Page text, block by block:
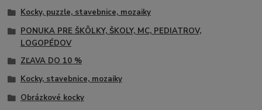
Kocky, puzzle, stavebnice, mozaiky
PONUKA PRE ŠKÔLKY, ŠKOLY, MC, PEDIATROV,
LOGOPÉDOV
ZĽAVA DO 10 %
Kocky, stavebnice, mozaiky
Obrázkové kocky